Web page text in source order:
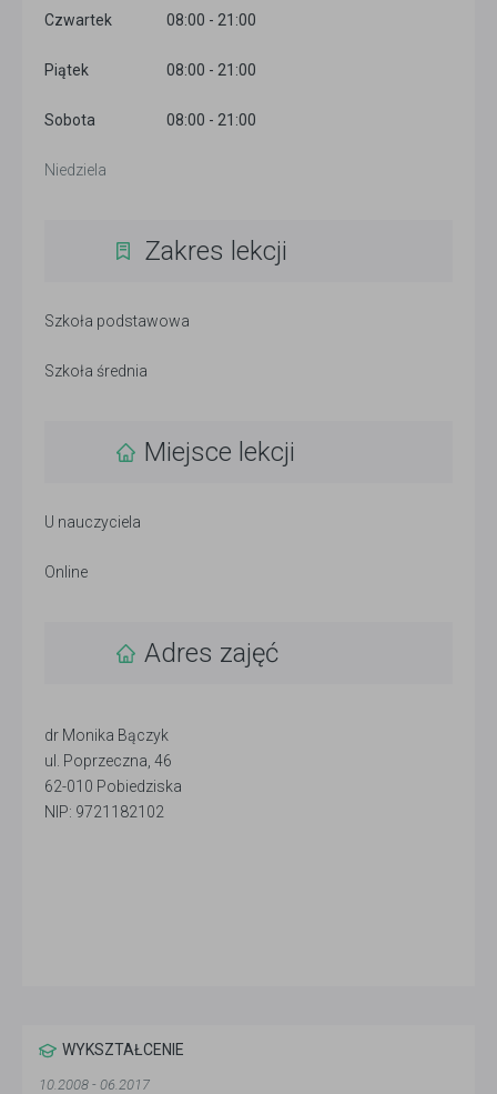
Czwartek 08:00 - 21:00
Piątek 08:00 - 21:00
Sobota 08:00 - 21:00
Niedziela
Zakres lekcji
Szkoła podstawowa
Szkoła średnia
Miejsce lekcji
U nauczyciela
Online
Adres zajęć
dr Monika Bączyk
ul. Poprzeczna, 46
62-010 Pobiedziska
NIP: 9721182102
WYKSZTAŁCENIE
10.2008 - 06.2017